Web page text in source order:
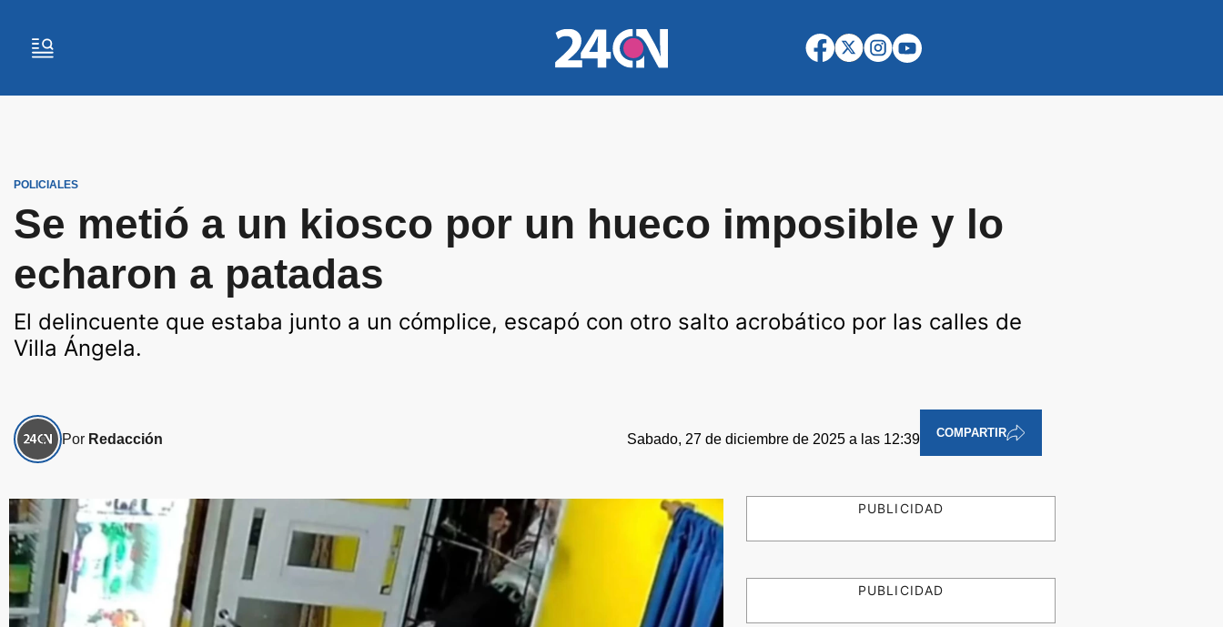
POLICIALES
Se metió a un kiosco por un hueco imposible y lo
echaron a patadas
El delincuente que estaba junto a un cómplice, escapó con otro salto acrobático por las calles de
Villa Ángela.
Por Redacción Sabado, 27 de diciembre de 2025 a las 12:39 COMPARTIR
PUBLICIDAD
PUBLICIDAD